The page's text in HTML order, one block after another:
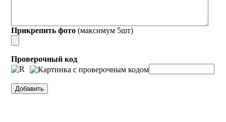
Прикрепить фото (максимум 5шт)
Проверочный код